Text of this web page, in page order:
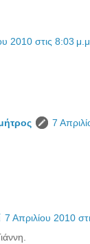
2010 στις 8:03 μ.μ.
7
7 Απριλίου 2010